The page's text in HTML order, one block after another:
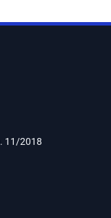
11/2018